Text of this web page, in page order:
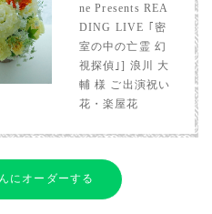
ne Presents REA
DING LIVE ｢密
室の中の亡霊 幻
視探偵｣] 浪川 大
輔 様 ご出演祝い
花・楽屋花
にオーダーする